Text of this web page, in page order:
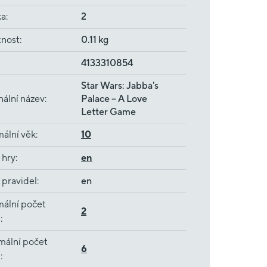
: 2
: 0.11 kg
4133310854
název:
Star Wars: Jabba's
Palace – A Love
Letter Game
věk: 10
hry: en
pravidel: en
počet
:
2
počet
:
6